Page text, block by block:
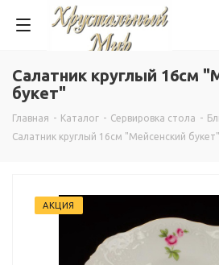
Салатник круглый 16см
букет"
Главная - Каталог - Сервировка стола -
Салатник круглый 16см "Мейсенский букет"
АКЦИЯ